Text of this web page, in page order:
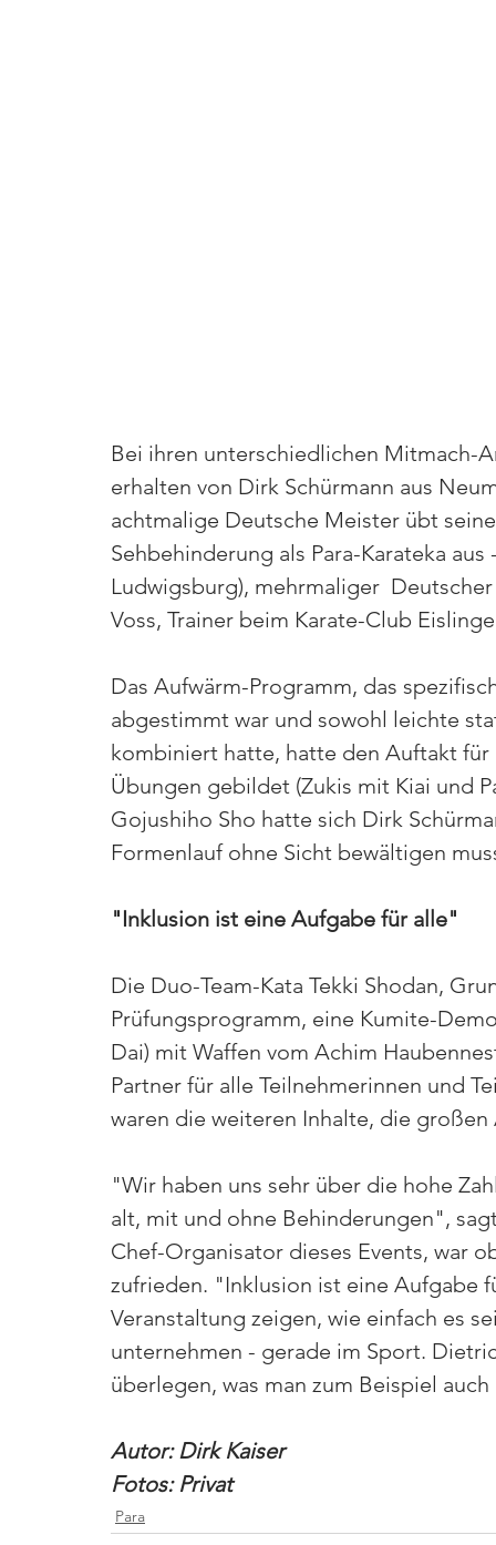
Bei ihren unterschiedlichen
erhalten von Dirk Schürmann aus
achtmalige Deutsche Meister übt
Sehbehinderung als Para-Karateka
Ludwigsburg), mehrmaliger
Voss, Trainer beim Karate-Club
Das Aufwärm-Programm, das
abgestimmt war und sowohl leichte
kombiniert hatte, hatte den Auftakt
Übungen gebildet (Zukis mit Kiai und
Gojushiho Sho hatte sich Dirk
Formenlauf ohne Sicht bewältigen
"Inklusion ist eine Aufgabe für alle"
Die Duo-Team-Kata Tekki Shodan,
Prüfungsprogramm, eine Kumite-
Dai) mit Waffen vom Achim
Partner für alle Teilnehmerinnen und
waren die weiteren Inhalte, die
"Wir haben uns sehr über die hohe
alt, mit und ohne Behinderungen",
Chef-Organisator dieses Events, war
zufrieden. "Inklusion ist eine Aufgabe
Veranstaltung zeigen, wie einfach es
unternehmen - gerade im Sport.
überlegen, was man zum Beispiel
Autor: Dirk Kaiser
Fotos: Privat
Para